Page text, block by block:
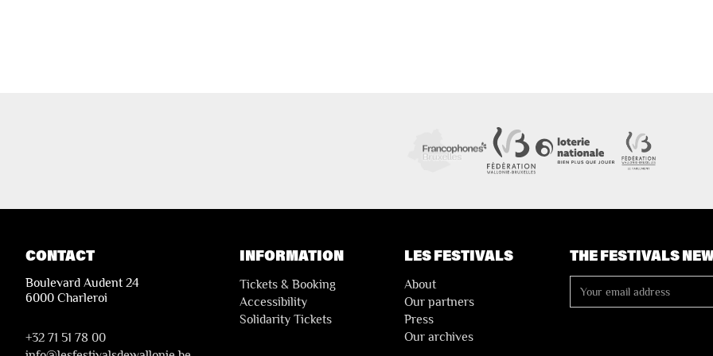
CONTACT
Boulevard Audent 24
6000 Charleroi
+32 71 51 78 00
INFORMATION
Tickets & Booking
Accessibility
Solidarity Tickets
LES FESTIVALS
About
Our partners
Press
Our archives
THE FESTIVALS